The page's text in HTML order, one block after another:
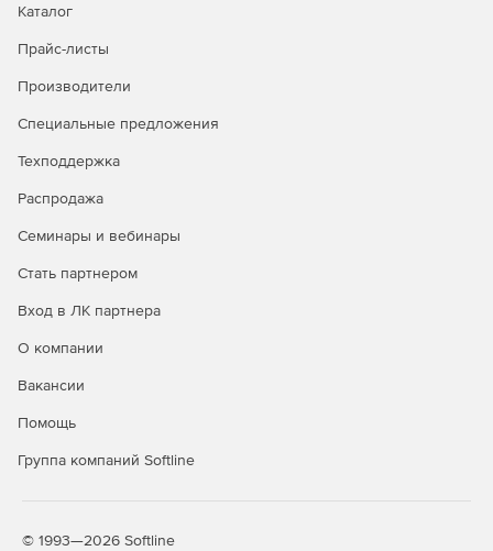
Каталог
Прайс-листы
Производители
Специальные предложения
Техподдержка
Распродажа
Семинары и вебинары
Стать партнером
Вход в ЛК партнера
О компании
Вакансии
Помощь
Группа компаний Softline
© 1993—2026 Softline